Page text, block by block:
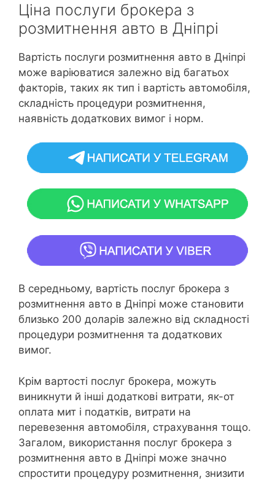
Ціна послуги брокера з
розмитнення авто в Дніпрі
Вартість послуги розмитнення авто в Дніпрі
може варіюватися залежно від багатьох
факторів, таких як тип і вартість автомобіля,
складність процедури розмитнення,
наявність додаткових вимог і норм.
В середньому, вартість послуг брокера з
розмитнення авто в Дніпрі може становити
близько 200 доларів залежно від складності
процедури розмитнення та додаткових
вимог.
Крім вартості послуг брокера, можуть
виникнути й інші додаткові витрати, як-от
оплата мит і податків, витрати на
перевезення автомобіля, страхування тощо.
Загалом, використання послуг брокера з
розмитнення авто в Дніпрі може значно
спростити процедуру розмитнення, знизити